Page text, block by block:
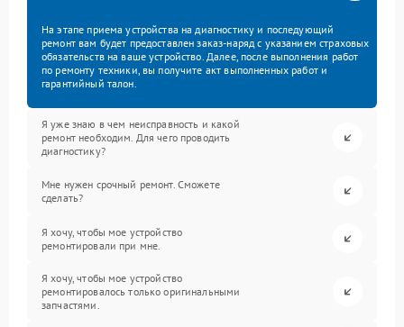
На этапе приема устройства на диагностику и последующий
ремонт вам будет предоставлен заказ-наряд с указанием страховых
обязательств на ваше устройство. Далее, после выполнения работ
по ремонту техники, вы получите акт выполненных работ и
гарантийный талон.
Я уже знаю в чем неисправность и какой
ремонт необходим. Для чего проводить
диагностику?
Мне нужен срочный ремонт. Сможете
сделать?
Я хочу, чтобы мое устройство
ремонтировали при мне.
Я хочу, чтобы мое устройство
ремонтировалось только оригинальными
запчастями.